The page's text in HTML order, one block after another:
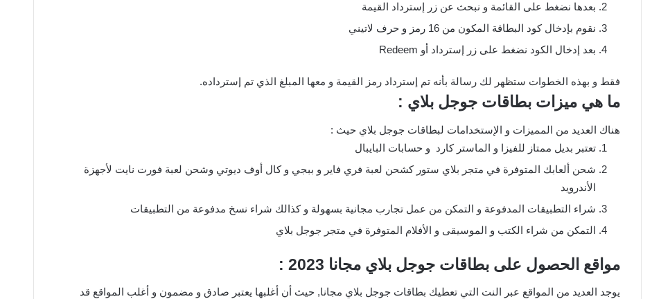
بعدها نضغط على القائمة و نبحث عن زر إسترداد القيمة
نقوم بإدخال كود البطاقة المكون من 16 رمز و حرف لاتيني
بعد إدخال الكود نضغط على زر إسترداد أو Redeem
فقط و بهذه الخطوات ستظهر لك رسالة بأنه تم إسترداد رمز القيمة و معها المبلغ الذي تم إسترداده.
ما هي ميزات بطاقات جوجل بلاي :
هناك العديد من المميزات و الإستخدامات لبطاقات جوجل بلاي حيث :
تعتبر بديل ممتاز للفيزا و الماستر كارد و حسابات البايبال
شحن ألعابك المتوفرة في متجر بلاي ستور كشحن لعبة فري فاير و ببجي و كال أوف ديوتي وشحن لعبة فورت نايت لأجهزة
الأندرويد
شراء التطبيقات المدفوعة و التمكن من عمل تجارب مجانية بسهولة و كذالك شراء نسخ مدفوعة من التطبيقات
التمكن من شراء الكتب و الموسيقى و الأفلام المتوفرة في متجر جوجل بلاي
مواقع الحصول على بطاقات جوجل بلاي مجانا 2023 :
يوجد العديد من المواقع عبر النت التي تعطيك بطاقات جوجل بلاي مجانا, حيث أن أغلبها يعتبر صادق و مضمون و أغلب المواقع قد